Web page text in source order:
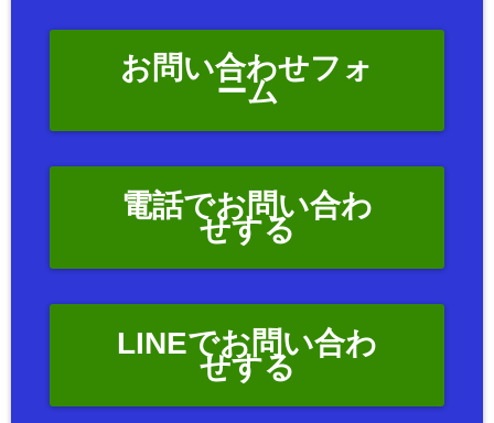
お問い合わせフォ
ーム
電話でお問い合わ
せする
LINEでお問い合わ
せする